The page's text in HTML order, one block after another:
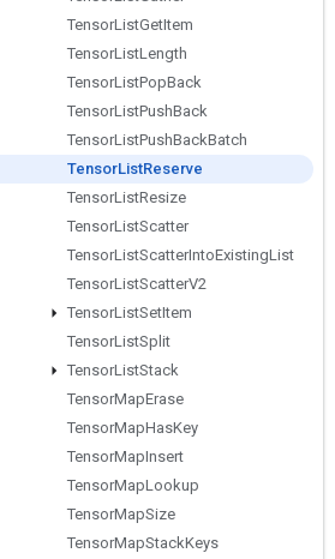
TensorListGetItem
TensorListLength
TensorListPopBack
TensorListPushBack
TensorListPushBackBatch
TensorListReserve
TensorListResize
TensorListScatter
TensorListScatterIntoExistingList
TensorListScatterV2
TensorListSetItem
TensorListSplit
TensorListStack
TensorMapErase
TensorMapHasKey
TensorMapInsert
TensorMapLookup
TensorMapSize
TensorMapStackKeys